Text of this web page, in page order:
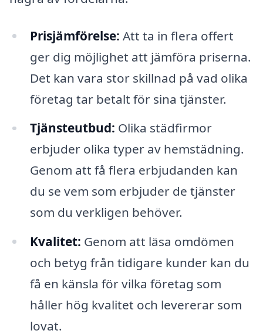
Prisjämförelse: Att ta in flera offert
ger dig möjlighet att jämföra priserna.
Det kan vara stor skillnad på vad olika
företag tar betalt för sina tjänster.
Tjänsteutbud: Olika städfirmor
erbjuder olika typer av hemstädning.
Genom att få flera erbjudanden kan
du se vem som erbjuder de tjänster
som du verkligen behöver.
Kvalitet: Genom att läsa omdömen
och betyg från tidigare kunder kan du
få en känsla för vilka företag som
håller hög kvalitet och levererar som
lovat.